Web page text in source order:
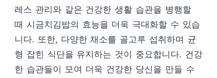
레스 관리와 같은 건강한 생활 습관을 병행할
때 시금치김밥의 효능을 더욱 극대화할 수 있습
니다. 또한, 다양한 채소를 골고루 섭취하며 균
형 잡힌 식단을 유지하는 것이 중요합니다. 건강
한 습관들이 모여 더욱 건강한 당신을 만들 수